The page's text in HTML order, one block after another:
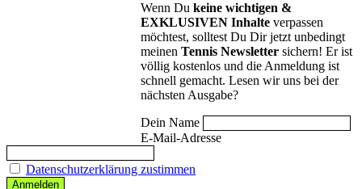
Wenn Du keine wichtigen &
EXKLUSIVEN Inhalte verpassen
möchtest, solltest Du Dir jetzt unbedingt
meinen Tennis Newsletter sichern! Er ist
völlig kostenlos und die Anmeldung ist
schnell gemacht. Lesen wir uns bei der
nächsten Ausgabe?
Dein Name
E-Mail-Adresse
Datenschutzerklärung zustimmen